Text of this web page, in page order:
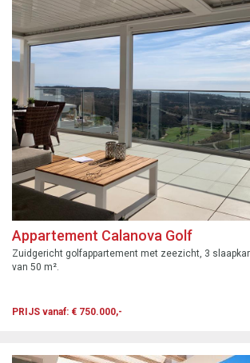
Appartement Calanova Golf
Zuidgericht golfappartement met zeezicht, 3
van 50 m².
PRIJS vanaf: € 750.000,-